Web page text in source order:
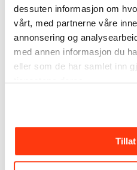
dessuten informasjon om
vårt, med partnerne våre
annonsering og
med annen informasjon du
eller som de har samlet inn
tjenestene deres.
m MUNCHs
Les mer om bruk av våre
kreditering
Les mer om arbeidet
Den digitale
samling og katalogen